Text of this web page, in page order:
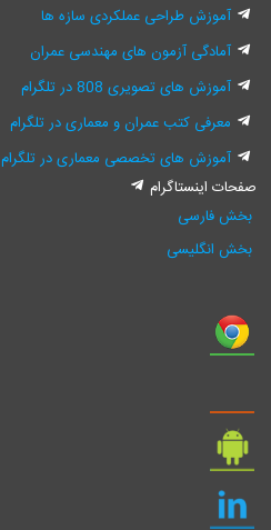
آموزش طراحی عملکردی سازه ها
آمادگی آزمون های مهندسی عمران
آموزش های تصویری 808 در تلگرام
معرفی کتب عمران و معماری در تلگرام
آموزش های تخصصی معماری در تلگرام
صفحات اینستاگرام
بخش فارسی
بخش انگلیسی